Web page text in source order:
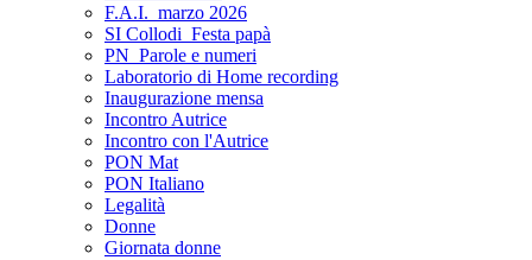
F.A.I._marzo 2026
SI Collodi_Festa papà
PN_Parole e numeri
Laboratorio di Home recording
Inaugurazione mensa
Incontro Autrice
Incontro con l'Autrice
PON Mat
PON Italiano
Legalità
Donne
Giornata donne